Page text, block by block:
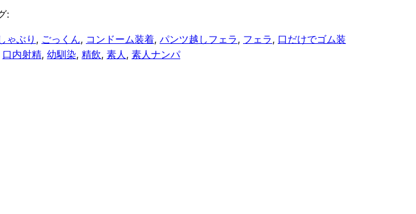
:
ゃぶり , ごっくん, コンドーム装着, パンツ越しフェラ, フェラ, 口だけでゴム装
口内射精, 幼馴染, 精飲, 素人, 素人ナンパ